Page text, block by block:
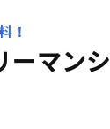
！
ーマン